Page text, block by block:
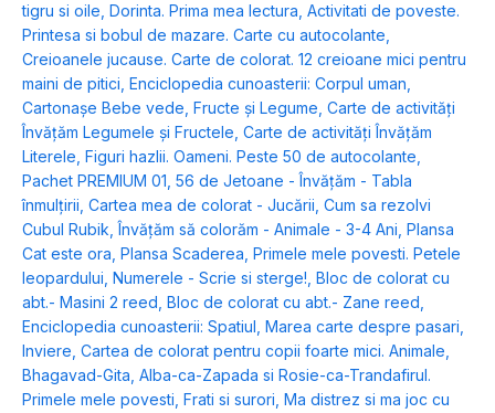
tigru si oile, Dorinta. Prima mea lectura, Activitati de poveste.
Printesa si bobul de mazare. Carte cu autocolante,
Creioanele jucause. Carte de colorat. 12 creioane mici pentru
maini de pitici, Enciclopedia cunoasterii: Corpul uman,
Cartonașe Bebe vede, Fructe și Legume, Carte de activități
Învățăm Legumele și Fructele, Carte de activități Învățăm
Literele, Figuri hazlii. Oameni. Peste 50 de autocolante,
Pachet PREMIUM 01, 56 de Jetoane - Învățăm - Tabla
înmulțirii, Cartea mea de colorat - Jucării, Cum sa rezolvi
Cubul Rubik, Învățăm să colorăm - Animale - 3-4 Ani, Plansa
Cat este ora, Plansa Scaderea, Primele mele povesti. Petele
leopardului, Numerele - Scrie si sterge!, Bloc de colorat cu
abt.- Masini 2 reed, Bloc de colorat cu abt.- Zane reed,
Enciclopedia cunoasterii: Spatiul , Marea carte despre pasari,
Inviere, Cartea de colorat pentru copii foarte mici. Animale,
Bhagavad-Gita, Alba-ca-Zapada si Rosie-ca-Trandafirul.
Primele mele povesti, Frati si surori, Ma distrez si ma joc cu